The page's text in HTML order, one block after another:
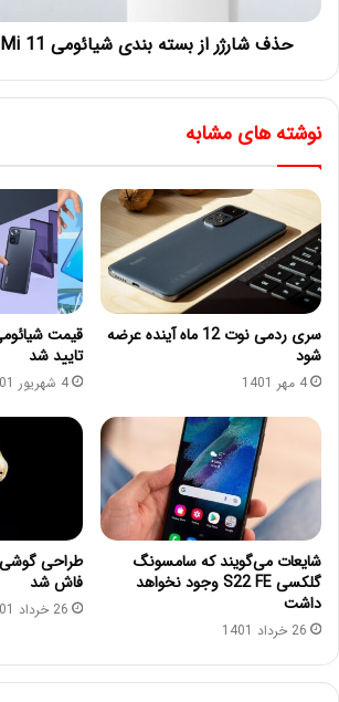
حذف شارژر از بسته بندی شیائومی Mi 11 رسما تایید شد
نوشته های مشابه
سری ردمی نوت 12 ماه آینده عرضه
شود
4 مهر 1401
تایید شد
4 شهریور 1401
شایعات می‌گویند که سامسونگ
گلکسی S22 FE وجود نخواهد
داشت
26 خرداد 1401
فاش شد
26 خرداد 1401